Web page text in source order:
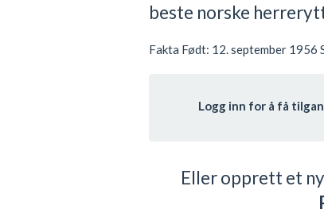
beste norske
Fakta Født: 12. september 1956
Logg inn for å få
Eller opprett et